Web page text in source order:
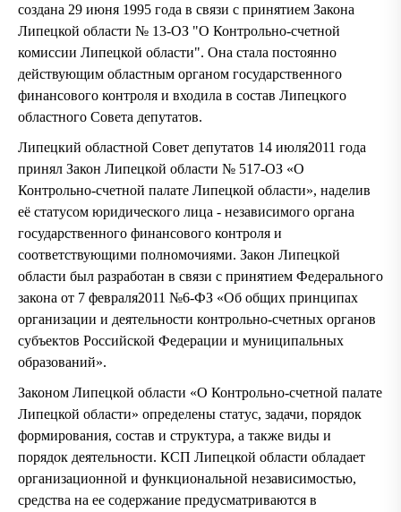
создана 29 июня 1995 года в связи с принятием Закона
Липецкой области № 13-ОЗ "О Контрольно-счетной
комиссии Липецкой области". Она стала постоянно
действующим областным органом государственного
финансового контроля и входила в состав Липецкого
областного Совета депутатов.
Липецкий областной Совет депутатов 14 июля2011 года
принял Закон Липецкой области № 517-ОЗ «О
Контрольно-счетной палате Липецкой области», наделив
её статусом юридического лица - независимого органа
государственного финансового контроля и
соответствующими полномочиями. Закон Липецкой
области был разработан в связи с принятием Федерального
закона от 7 февраля2011 №6-ФЗ «Об общих принципах
организации и деятельности контрольно-счетных органов
субъектов Российской Федерации и муниципальных
образований».
Законом Липецкой области «О Контрольно-счетной палате
Липецкой области» определены статус, задачи, порядок
формирования, состав и структура, а также виды и
порядок деятельности. КСП Липецкой области обладает
организационной и функциональной независимостью,
средства на ее содержание предусматриваются в